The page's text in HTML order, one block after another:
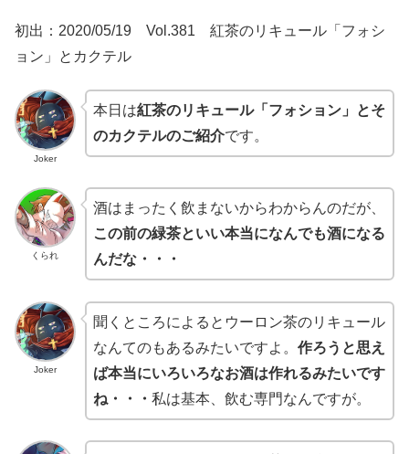
初出：2020/05/19 Vol.381 紅茶のリキュール「フォシ
ョン」とカクテル
Joker
本日は紅茶のリキュール「フォション」とそ
のカクテルのご紹介です。
くられ
酒はまったく飲まないからわからんのだが、
この前の緑茶といい本当になんでも酒になる
んだな・・・
Joker
聞くところによるとウーロン茶のリキュール
なんてのもあるみたいですよ。 作ろうと思え
ば本当にいろいろなお酒は作れるみたいです
ね・・・ 私は基本、飲む専門なんですが。